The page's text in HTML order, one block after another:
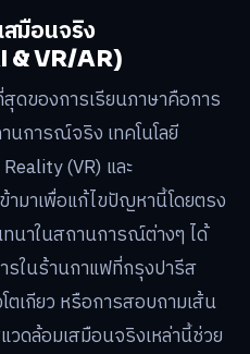
มือนจริง
& VR/AR)
ดของการเรียนภาษาคือการ
นการณ์จริง เทคโนโลยี
(VR) และ
ามาเพื่อแก้ไขปัญหานี้โดยตรง
นาในสถานการณ์ต่างๆ ได้
รในร้านกาแฟที่กรุงปารีส
เกียว หรือการสอบถามเส้น
วดล้อมเสมือนจริงเหล่านี้ช่วย